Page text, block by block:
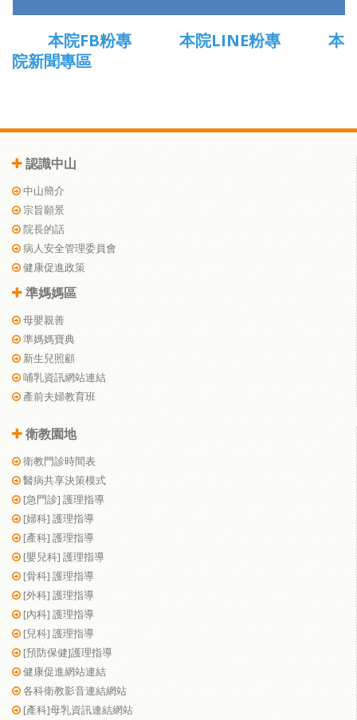
本院FB粉專 本院LINE粉專
本
院新聞專區
認識中山
中山簡介
宗旨願景
院長的話
病人安全管理委員會
健康促進政策
準媽媽區
母嬰親善
準媽媽寶典
新生兒照顧
哺乳資訊網站連結
產前夫婦教育班
衛教園地
衛教門診時間表
醫病共享決策模式
[急門診] 護理指導
[婦科] 護理指導
[產科] 護理指導
[嬰兒科] 護理指導
[骨科] 護理指導
[外科] 護理指導
[內科] 護理指導
[兒科] 護理指導
[預防保健]護理指導
健康促進網站連結
各科衛教影音連結網站
[產科]母乳資訊連結網站